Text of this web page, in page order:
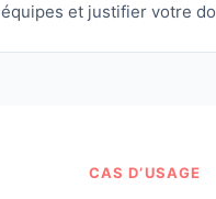
équipes et justifier votre
CAS D’USAGE